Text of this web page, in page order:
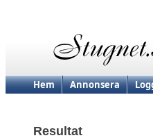
Hem Annonsera
Resultat